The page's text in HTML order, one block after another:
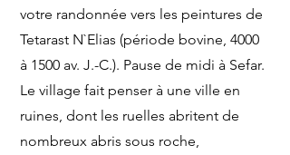
votre randonnée vers les peintures de
Tetarast N`Elias (période bovine, 4000
à 1500 av. J.-C.). Pause de midi à Sefar.
Le village fait penser à une ville en
ruines, dont les ruelles abritent de
nombreux abris sous roche,